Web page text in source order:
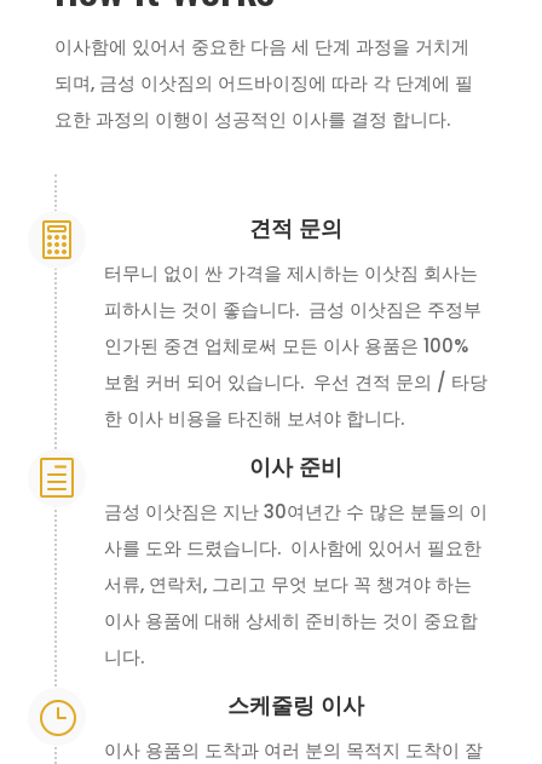
이사함에 있어서 중요한 다음 세 단계 과정을 거치게
되며, 금성 이삿짐의 어드바이징에 따라 각 단계에 필
요한 과정의 이행이 성공적인 이사를 결정 합니다.
 견적 문의
터무니 없이 싼 가격을 제시하는 이삿짐 회사는
피하시는 것이 좋습니다. 금성 이삿짐은 주정부
인가된 중견 업체로써 모든 이사 용품은 100%
보험 커버 되어 있습니다. 우선 견적 문의 / 타당
한 이사 비용을 타진해 보셔야 합니다.
h 이사 준비
금성 이삿짐은 지난 30여년간 수 많은 분들의 이
사를 도와 드렸습니다. 이사함에 있어서 필요한
서류, 연락처, 그리고 무엇 보다 꼭 챙겨야 하는
이사 용품에 대해 상세히 준비하는 것이 중요합
니다.
} 스케줄링 이사
이사 용품의 도착과 여러 분의 목적지 도착이 잘